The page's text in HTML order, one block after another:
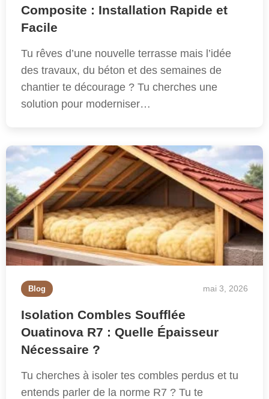
Composite : Installation Rapide et
Facile
Tu rêves d’une nouvelle terrasse mais l’idée
des travaux, du béton et des semaines de
chantier te décourage ? Tu cherches une
solution pour moderniser…
Blog mai 3, 2026
Isolation Combles Soufflée
Ouatinova R7 : Quelle Épaisseur
Nécessaire ?
Tu cherches à isoler tes combles perdus et tu
entends parler de la norme R7 ? Tu te